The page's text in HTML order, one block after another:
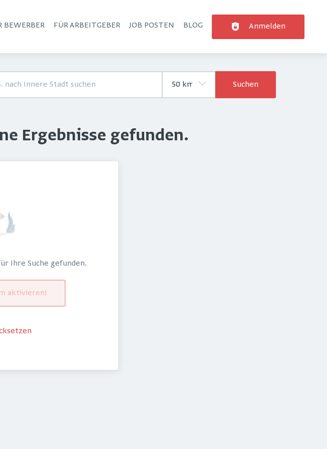
BEWERBER FÜR ARBEITGEBER JOB POSTEN BLOG Anmelden
Suchen
Ergebnisse gefunden.
Ihre Suche gefunden.
aktivieren!